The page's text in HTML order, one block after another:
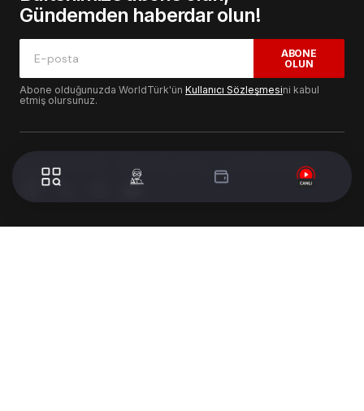
Gündemden haberdar olun!
ABONE
OLUN
Abone olduğunuzda WorldTürk'ün Kullanıcı Sözleşmesini kabul
etmiş olursunuz.
© 2024 WorldTurk. Tüm Hakları Saklıdır. - Tasarım & Geliştirme :
Volion's